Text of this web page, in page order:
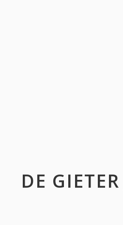
DE